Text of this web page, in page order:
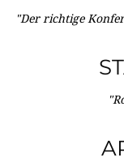
"Der richtige